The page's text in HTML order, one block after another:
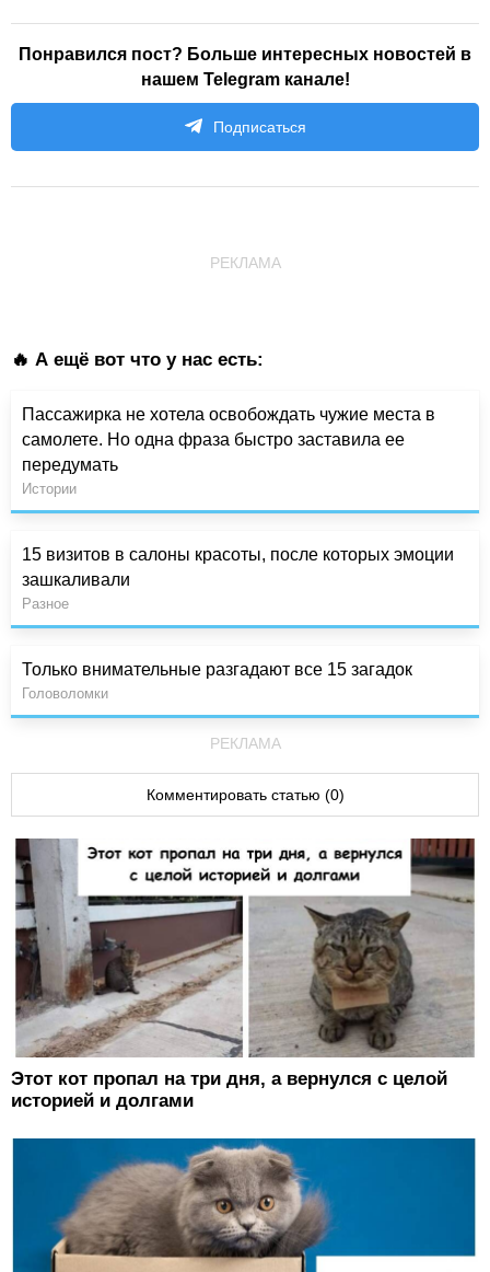
Понравился пост? Больше интересных новостей в
нашем Telegram канале!
Подписаться
РЕКЛАМА
🔥 А ещё вот что у нас есть:
Пассажирка не хотела освобождать чужие места в
самолете. Но одна фраза быстро заставила ее
передумать
Истории
15 визитов в салоны красоты, после которых эмоции
зашкаливали
Разное
Только внимательные разгадают все 15 загадок
Головоломки
РЕКЛАМА
Комментировать статью (0)
Этот кот пропал на три дня, а вернулся с целой
историей и долгами